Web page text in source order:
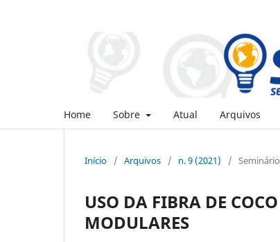
Home Sobre Atual Arquivos
Início / Arquivos / n. 9 (2021) /
USO DA FIBRA DE
MODULARES